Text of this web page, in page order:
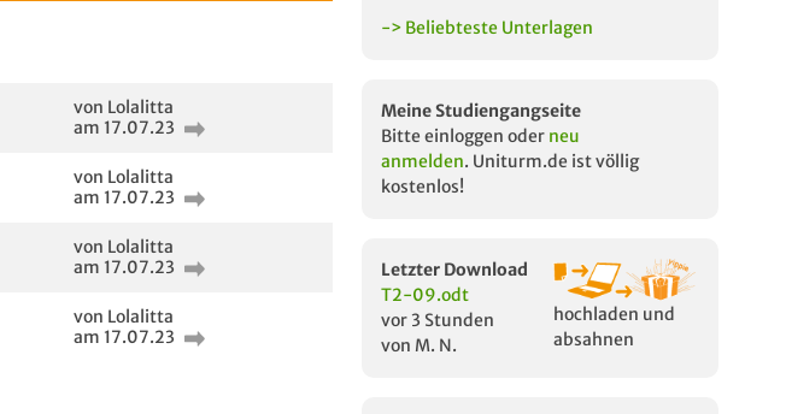
von Lolalitta
am 17.07.23
von Lolalitta
am 17.07.23
von Lolalitta
am 17.07.23
von Lolalitta
am 17.07.23
-> Beliebteste Unterlagen
Meine Studiengangseite
Bitte einloggen oder neu
anmelden. Uniturm.de ist völlig
kostenlos!
Letzter Download
T2-09.odt
vor 3 Stunden
von M. N.
hochladen und
absahnen